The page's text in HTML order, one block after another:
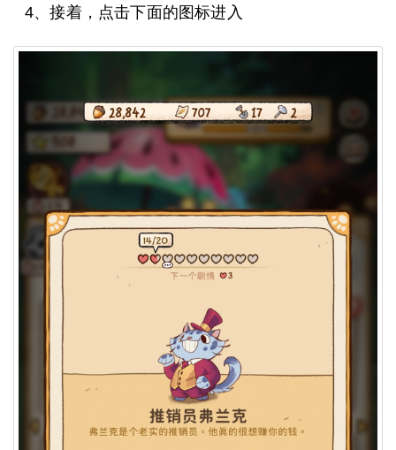
4、接着，点击下面的图标进入